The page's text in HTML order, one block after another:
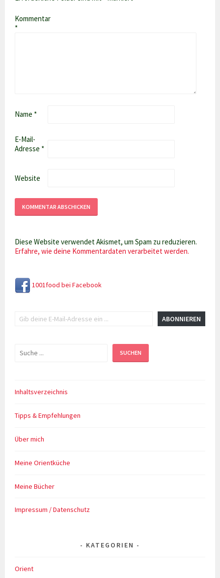
Kommentar
*
Name *
E-Mail-
Adresse *
Website
Diese Website verwendet Akismet, um Spam zu reduzieren.
Erfahre, wie deine Kommentardaten verarbeitet werden.
1001food bei Facebook
ABONNIEREN
Suchen SUCHEN
Inhaltsverzeichnis
Tipps & Empfehlungen
Über mich
Meine Orientküche
Meine Bücher
Impressum / Datenschutz
KATEGORIEN
Orient